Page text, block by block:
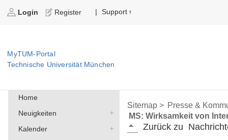
Login Register | Support
MyTUM-Portal
Technische Universität München
Home
Neuigkeiten
Kalender
Sitemap > Presse &
MS: Wirksamkeit von
Zurück zu